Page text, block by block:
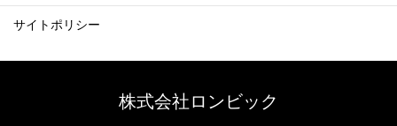
サイトポリシー
株式会社ロンビック